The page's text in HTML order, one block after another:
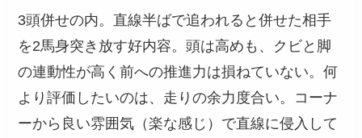
3頭併せの内。直線半ばで追われると併せた相手
を2馬身突き放す好内容。頭は高めも、クビと脚
の連動性が高く前への推進力は損ねていない。何
より評価したいのは、走りの余力度合い。コーナ
ーから良い雰囲気（楽な感じ）で直線に侵入して